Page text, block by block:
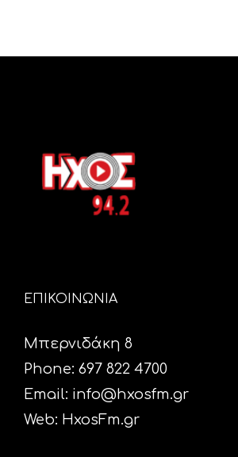
ΕΠΙΚΟΙΝΩΝΙΑ
Μπερνιδάκη 8
Phone: 697 822 4700
Email: info@hxosfm.gr
Web: HxosFm.gr